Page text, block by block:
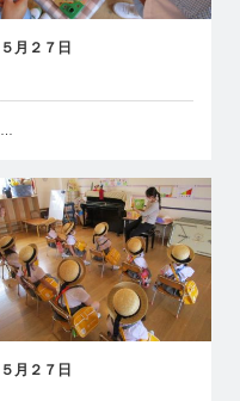
５月２７日
…
５月２７日